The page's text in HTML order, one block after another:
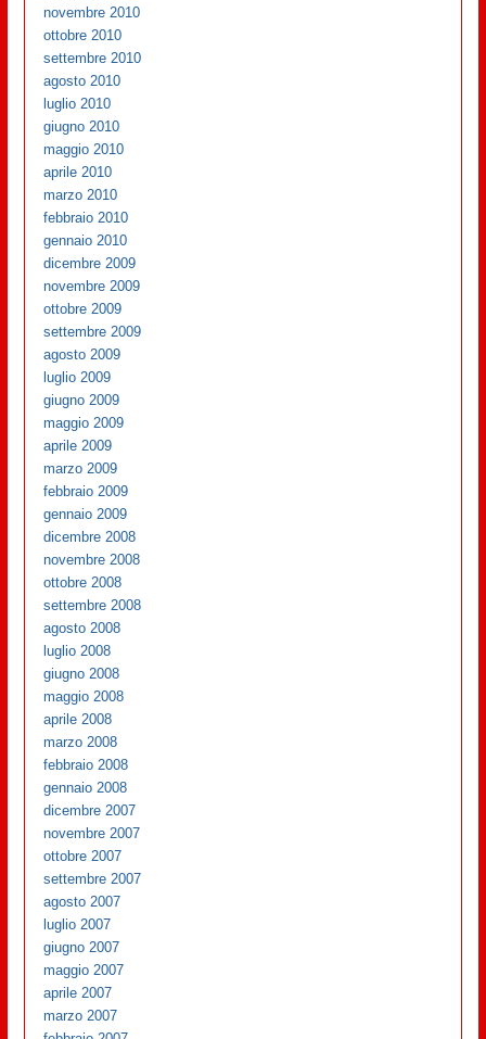
novembre 2010
ottobre 2010
settembre 2010
agosto 2010
luglio 2010
giugno 2010
maggio 2010
aprile 2010
marzo 2010
febbraio 2010
gennaio 2010
dicembre 2009
novembre 2009
ottobre 2009
settembre 2009
agosto 2009
luglio 2009
giugno 2009
maggio 2009
aprile 2009
marzo 2009
febbraio 2009
gennaio 2009
dicembre 2008
novembre 2008
ottobre 2008
settembre 2008
agosto 2008
luglio 2008
giugno 2008
maggio 2008
aprile 2008
marzo 2008
febbraio 2008
gennaio 2008
dicembre 2007
novembre 2007
ottobre 2007
settembre 2007
agosto 2007
luglio 2007
giugno 2007
maggio 2007
aprile 2007
marzo 2007